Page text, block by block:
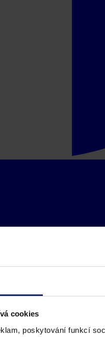
cookies
poskytování funkcí